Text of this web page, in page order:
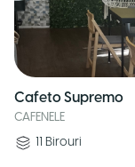
Cafeto Supremo
CAFENELE
11 Birouri